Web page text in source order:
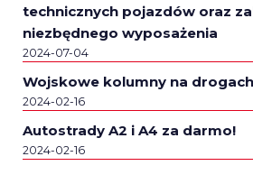
technicznych pojazdów oraz
niezbędnego wyposażenia
2024-07-04
Wojskowe kolumny na
2024-02-16
Autostrady A2 i A4 za darmo!
2024-02-16